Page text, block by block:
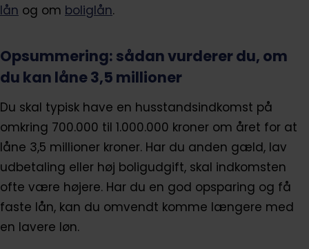
lån og om boliglån.
Opsummering: sådan vurderer du, om
du kan låne 3,5 millioner
Du skal typisk have en husstandsindkomst på
omkring 700.000 til 1.000.000 kroner om året for at
låne 3,5 millioner kroner. Har du anden gæld, lav
udbetaling eller høj boligudgift, skal indkomsten
ofte være højere. Har du en god opsparing og få
faste lån, kan du omvendt komme længere med
en lavere løn.